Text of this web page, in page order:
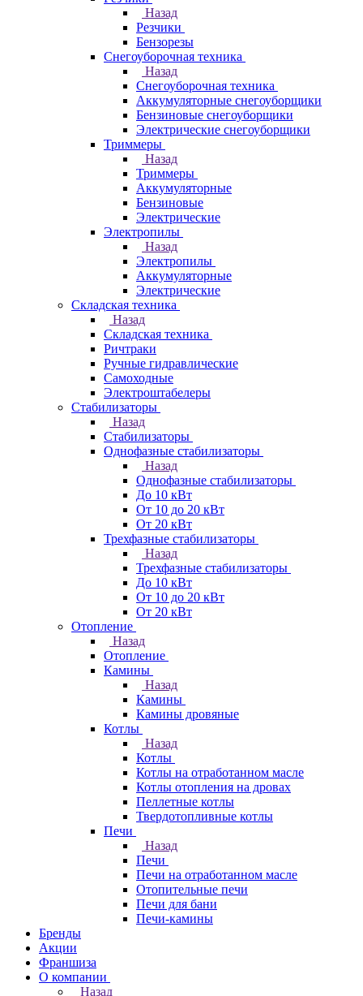
Назад
Резчики
Бензорезы
Снегоуборочная техника
Назад
Снегоуборочная техника
Аккумуляторные снегоуборщики
Бензиновые снегоуборщики
Электрические снегоуборщики
Триммеры
Назад
Триммеры
Аккумуляторные
Бензиновые
Электрические
Электропилы
Назад
Электропилы
Аккумуляторные
Электрические
Складская техника
Назад
Складская техника
Ричтраки
Ручные гидравлические
Самоходные
Электроштабелеры
Стабилизаторы
Назад
Стабилизаторы
Однофазные стабилизаторы
Назад
Однофазные стабилизаторы
До 10 кВт
От 10 до 20 кВт
От 20 кВт
Трехфазные стабилизаторы
Назад
Трехфазные стабилизаторы
До 10 кВт
От 10 до 20 кВт
От 20 кВт
Отопление
Назад
Отопление
Камины
Назад
Камины
Камины дровяные
Котлы
Назад
Котлы
Котлы на отработанном масле
Котлы отопления на дровах
Пеллетные котлы
Твердотопливные котлы
Печи
Назад
Печи
Печи на отработанном масле
Отопительные печи
Печи для бани
Печи-камины
Бренды
Акции
Франшиза
О компании
Назад